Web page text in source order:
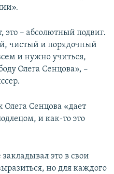
это – абсолютный подвиг.
чистый и порядочный
и нужно учиться,
Олега Сенцова», –
Олега Сенцова «дает
и как-то это
это в свои
но для каждого